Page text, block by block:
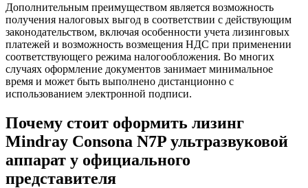
Дополнительным преимуществом является возможность
получения налоговых выгод в соответствии с действующим
законодательством, включая особенности учета лизинговых
платежей и возможность возмещения НДС при применении
соответствующего режима налогообложения. Во многих
случаях оформление документов занимает минимальное
время и может быть выполнено дистанционно с
использованием электронной подписи.
Почему стоит оформить лизинг
Mindray Consona N7P ультразвуковой
аппарат у официального
представителя